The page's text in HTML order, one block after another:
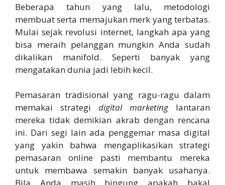
Beberapa tahun yang lalu, metodologi
membuat serta memajukan merk yang terbatas.
Mulai sejak revolusi internet, langkah apa yang
bisa meraih pelanggan mungkin Anda sudah
dikalikan manifold. Seperti banyak yang
mengatakan dunia jadi lebih kecil.
Pemasaran tradisional yang ragu-ragu dalam
memakai strategi digital marketinglantaran
mereka tidak demikian akrab dengan rencana
ini. Dari segi lain ada penggemar masa digital
yang yakin bahwa mengaplikasikan strategi
pemasaran online pasti membantu mereka
untuk membawa semakin banyak usahanya.